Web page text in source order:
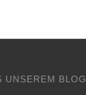
UNSEREM BLOG